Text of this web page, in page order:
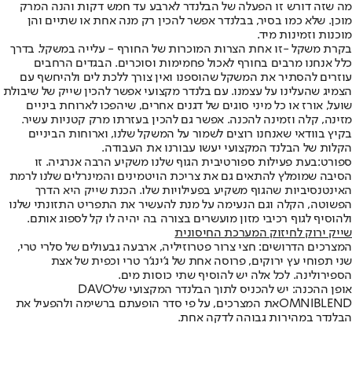
מה שזה דורש זו הפעלה של הבלנדר לארבע עד חמש דקות והנה המרק
מוכן. שלא כמו בסיר, בבלנדר אפשר להכין רק מנה אחת או שתיים והן
מוכנות וזמינות מיד.
בקרת משקל -זו אחת הצרות המוכרות של החורף - עלייה במשקל. בדרך
כלל אנחנו מרבים בחורף לאכול פחמימות וסוכרים. הבגדים הרחבים
עוזרים להסתיר את המשקל שהוספנו ואין צורך ללכת לים ולהיחשף עם
הצמיג שהעלינו על עצמנו. עם בלנדר מקצועי אפשר להכין שייק של שיבולת
שועל, אורז או כל מיני סוגים של דגנים אחרים, שיהפכו לארוחת ביניים
מזינה, קלה וזמינה להכנה. אפשר גם להכין בעזרתו מרק קטניות עשיר.
בקיץ בוודאי שאנחנו רוצים לשמור על המשקל שלנו, וארוחות הביניים
הקלות של הבלנד המקצועי יעשו עבורנו את העבודה.
ספורט:בעת פעילות ספורטיבית הגוף שלנו משקיע הרבה אנרגיה. זו
הסיבה שמומלץ להתאים גם את צריכת הויטמינים והמינרלים שלנו לרמת
האינטנסיביות שהגוף משקיע בפעילויות שלו. הכנת שייק היא הדרך
הפשוטה, הקלה וגם הנעימה על מנת להעשיר את התפריט התזונתי שלנו
ולהוסיף לגוף רכיבי מזון מועשרים בצורה בה יהיה לו קל לספוג אותם.
שייק ירוק לחיזוק המערכת החיסונית
המצרכים הדרושים: חצי צרור פטרוזיליה, ארבעה גבעולים של סלרי טרי,
שני תפוחי עץ ירוקים, פרוסה אחת של ג’ינג’ר טרי וכפית של אצת
הספירולינה. לכל אלה יש להוסיף שתי כוסות מים.
אופן ההכנה: יש להכניס לתוך הבלנדר המקצועי שלDAVO
OMNIBLENDאת המצרכים, על פי סדר הופעתם ברשימה ולהפעיל את
הבלנדר במהירות גבוהה לדקה אחת.